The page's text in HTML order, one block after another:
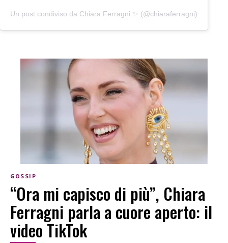
Un post condiviso da Chiara Ferragni ✨ (@chiaraferragni)
GOSSIP
“Ora mi capisco di più”, Chiara
Ferragni parla a cuore aperto: il
video TikTok